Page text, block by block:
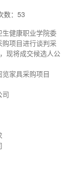
： 53
健康职业学院委
项目进行谈判采
现将成交候选人公
家具采购项目
司